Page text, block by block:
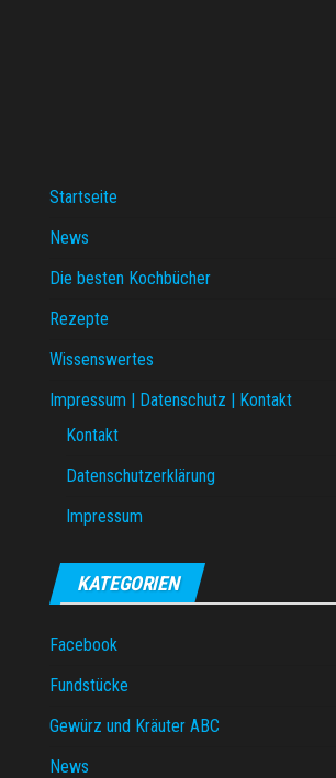
Startseite
News
Die besten Kochbücher
Rezepte
Wissenswertes
Impressum | Datenschutz | Kontakt
Kontakt
Datenschutzerklärung
Impressum
KATEGORIEN
Facebook
Fundstücke
Gewürz und Kräuter ABC
News